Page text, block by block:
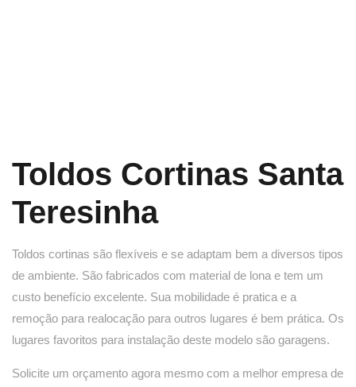
Toldos Cortinas Santa
Teresinha
Toldos cortinas são flexíveis e se adaptam bem a diversos tipos
de ambiente. São fabricados com material de lona e tem um
custo benefício excelente. Sua mobilidade é pratica e a
remoção para realocação para outros lugares é bem prática. Os
lugares favoritos para instalação deste modelo são garagens.
Solicite um orçamento agora mesmo com a melhor empresa de